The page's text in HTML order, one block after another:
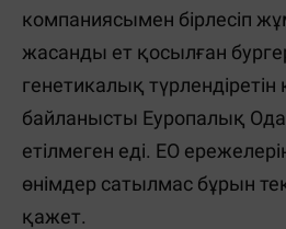
компаниясымен бірлесіп
жасанды ет қосылған
генетикалық
байланысты Еуропалық
етілмеген еді. ЕО
өнімдер сатылмас бұрын
қажет.